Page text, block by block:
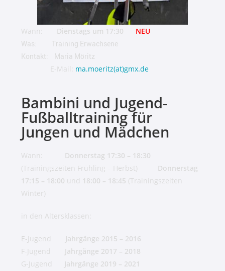
Wann: Dienstags um 17:30
NEU
Was: Training Erwachsene
Kontakt: Maria Möritz
E-Mail: ma.moeritz(at)gmx.de
Bambini und Jugend-
Fußballtraining für
Jungen und Mädchen
Wann: Donnerstag 17:30 – 18:30
(Trainingszeiten Frühling – Herbst) Donnerstag
17:15 – 18:00 und 18:00 – 18:45 (Trainingszeiten
Winter)
in den Altersklassen:
E-Jugend Jahrgänge 2015 – 2016
F-Jugend Jahrgänge 2017 – 2018
G-Jugend Jahrgänge 2019 – 2021